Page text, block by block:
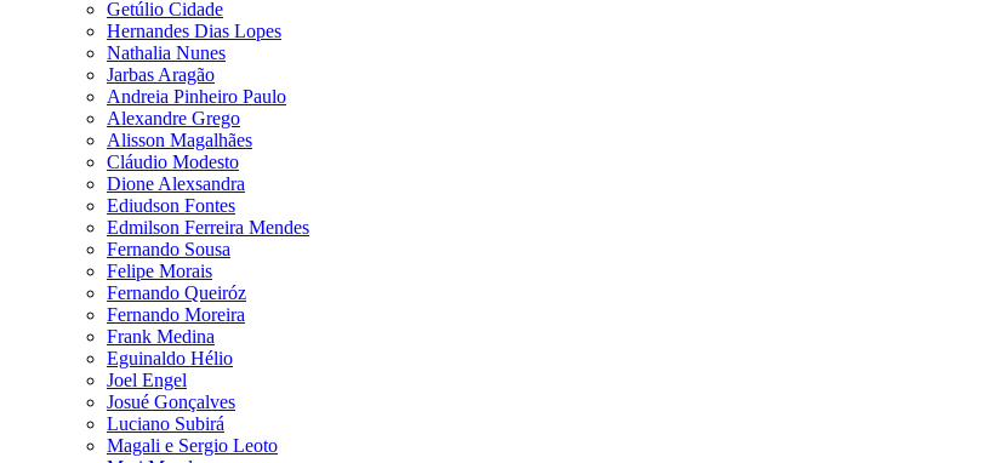
Getúlio Cidade
Hernandes Dias Lopes
Nathalia Nunes
Jarbas Aragão
Andreia Pinheiro Paulo
Alexandre Grego
Alisson Magalhães
Cláudio Modesto
Dione Alexsandra
Ediudson Fontes
Edmilson Ferreira Mendes
Fernando Sousa
Felipe Morais
Fernando Queiróz
Fernando Moreira
Frank Medina
Eguinaldo Hélio
Joel Engel
Josué Gonçalves
Luciano Subirá
Magali e Sergio Leoto